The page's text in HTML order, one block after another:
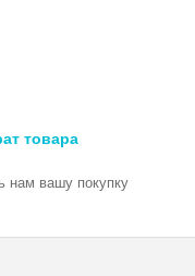
товара
нам вашу покупку